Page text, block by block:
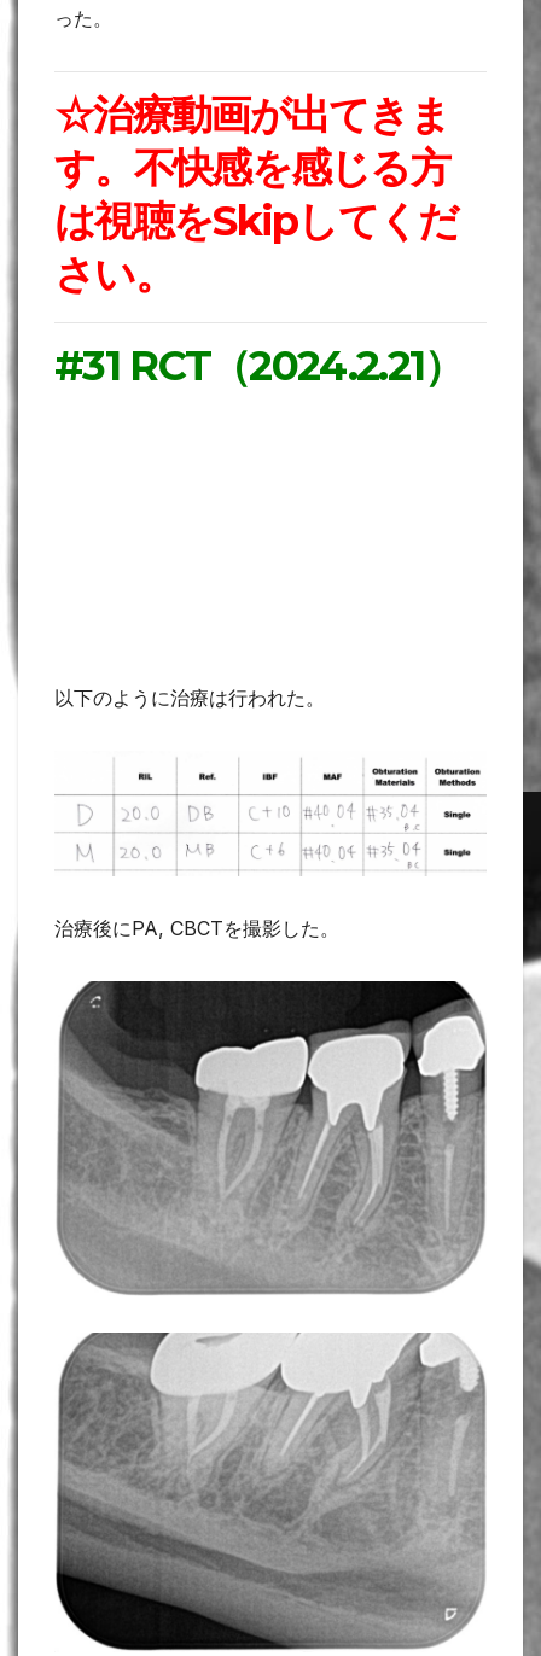
った。
☆治療動画が出てきま
す。不快感を感じる方
は視聴をSkipしてくだ
さい。
#31 RCT（2024.2.21）
以下のように治療は行われた。
治療後にPA, CBCTを撮影した。